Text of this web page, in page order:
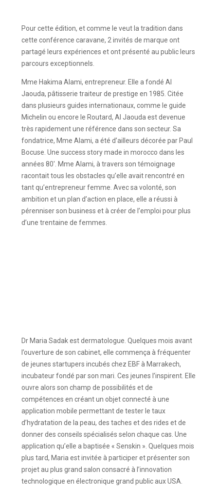
Pour cette édition, et comme le veut la tradition dans
cette conférence caravane, 2 invités de marque ont
partagé leurs expériences et ont présenté au public leurs
parcours exceptionnels.
Mme Hakima Alami, entrepreneur. Elle a fondé Al
Jaouda, pâtisserie traiteur de prestige en 1985. Citée
dans plusieurs guides internationaux, comme le guide
Michelin ou encore le Routard, Al Jaouda est devenue
très rapidement une référence dans son secteur. Sa
fondatrice, Mme Alami, a été d’ailleurs décorée par Paul
Bocuse. Une success story made in morocco dans les
années 80′. Mme Alami, à travers son témoignage
racontait tous les obstacles qu’elle avait rencontré en
tant qu’entrepreneur femme. Avec sa volonté, son
ambition et un plan d’action en place, elle a réussi à
pérenniser son business et à créer de l’emploi pour plus
d’une trentaine de femmes.
Dr Maria Sadak est dermatologue. Quelques mois avant
l’ouverture de son cabinet, elle commença à fréquenter
de jeunes startupers incubés chez EBF à Marrakech,
incubateur fondé par son mari. Ces jeunes l’inspirent. Elle
ouvre alors son champ de possibilités et de
compétences en créant un objet connecté à une
application mobile permettant de tester le taux
d’hydratation de la peau, des taches et des rides et de
donner des conseils spécialisés selon chaque cas. Une
application qu’elle a baptisée « Senskin ». Quelques mois
plus tard, Maria est invitée à participer et présenter son
projet au plus grand salon consacré à l’innovation
technologique en électronique grand public aux USA.